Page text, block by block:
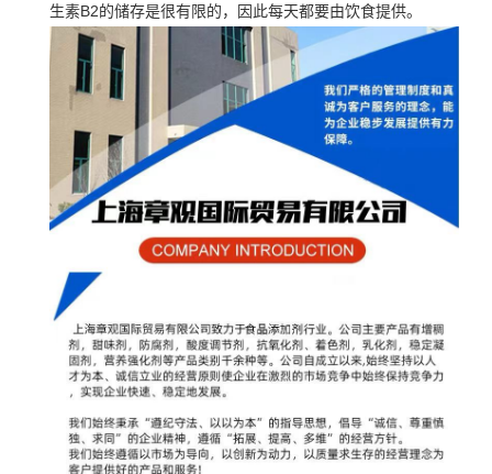
生素B2的储存是很有限的，因此每天都要由饮食提供。